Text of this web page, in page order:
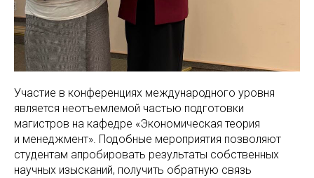
Участие в конференциях международного уровня
является неотъемлемой частью подготовки
магистров на кафедре «Экономическая теория
и менеджмент». Подобные мероприятия позволяют
студентам апробировать результаты собственных
научных изысканий, получить обратную связь